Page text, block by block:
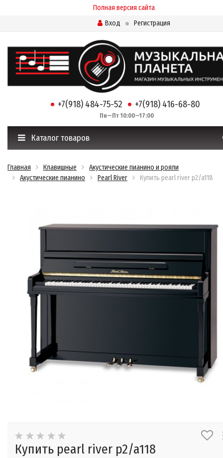
Полная версия сайта
Вход
Регистрация
+7(918) 484-75-52 +7(918) 416-68-80
Пн—Пт 10:00—17:00
Каталог товаров
Главная Клавишные
Акустические пианино и рояли
Акустические пианино
Pearl River Купить pearl river p2/a118
Купить pearl river p2/a118